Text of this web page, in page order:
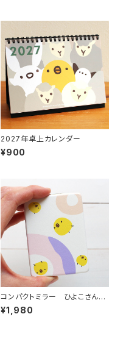
2027年卓上カレンダー
¥900
コンパクトミラー ひよこさんド
ーナツ
¥1,980